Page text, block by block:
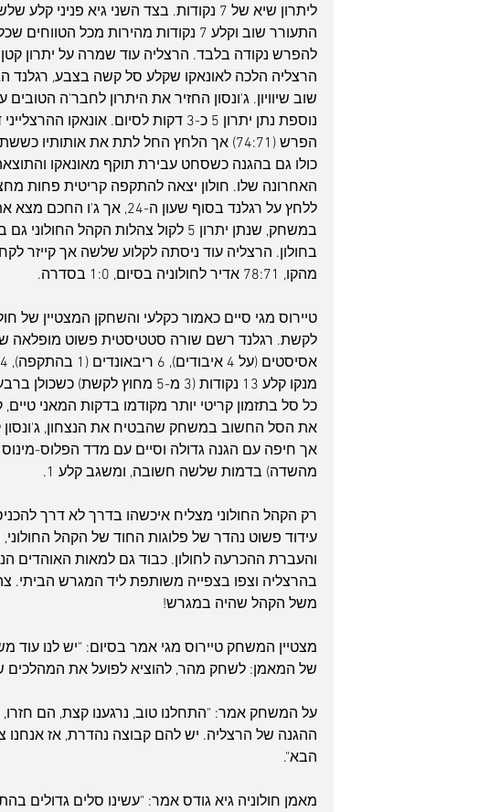
התעורר שוב וקלע 7 נקודות מהירות מכל
הרצליה הלכה לאונאקו שקלע סל קשה בצבע, רגלנד
שוב שיוויון. ג'ונסון החזיר את היתרון לחבר'ה
הפרש (74:71) אך הלחץ החל לתת את
כולו גם בהגנה כשסחט עבירת תוקף מאונאקו
ללחץ על רגלנד בסוף שעון ה-
במשחק, שנתן יתרון 5 לקול צהלות
בחולון. הרצליה עוד ניסתה לקלוע שלשה אך קייזר
מהקו, 78:71 אדיר לחולוניה בסיום, 1:0 בסדרה.
מהשדה) בדמות שלשה חשובה, ומשגב קלע 1.
עידוד פשוט נהדר של פלוגות החוד של הקהל החולוני,
והעברת ההכרעה לחולון. כבוד גם למאות האוהדים
בהרצליה וצפו בצפייה משותפת ליד המגרש
משל הקהל שהיה במגרש!
מצטיין המשחק טיירוס מגי אמר בסיום: "יש לנו עוד
של המאמן: לשחק מהר, להוציא לפועל את המהלכים
על המשחק אמר: "התחלנו טוב, נרגענו קצת, הם חזרו,
ההגנה של הרצליה. יש להם קבוצה נהדרת, אז
הבא".
מאמן חולוניה גיא גודס אמר: "עשינו סלים גדולים